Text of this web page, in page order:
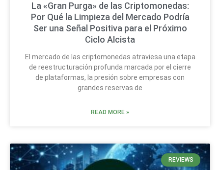
La «Gran Purga» de las Criptomonedas:
Por Qué la Limpieza del Mercado Podría
Ser una Señal Positiva para el Próximo
Ciclo Alcista
El mercado de las criptomonedas atraviesa una etapa
de reestructuración profunda marcada por el cierre
de plataformas, la presión sobre empresas con
grandes reservas de
READ MORE »
REVIEWS